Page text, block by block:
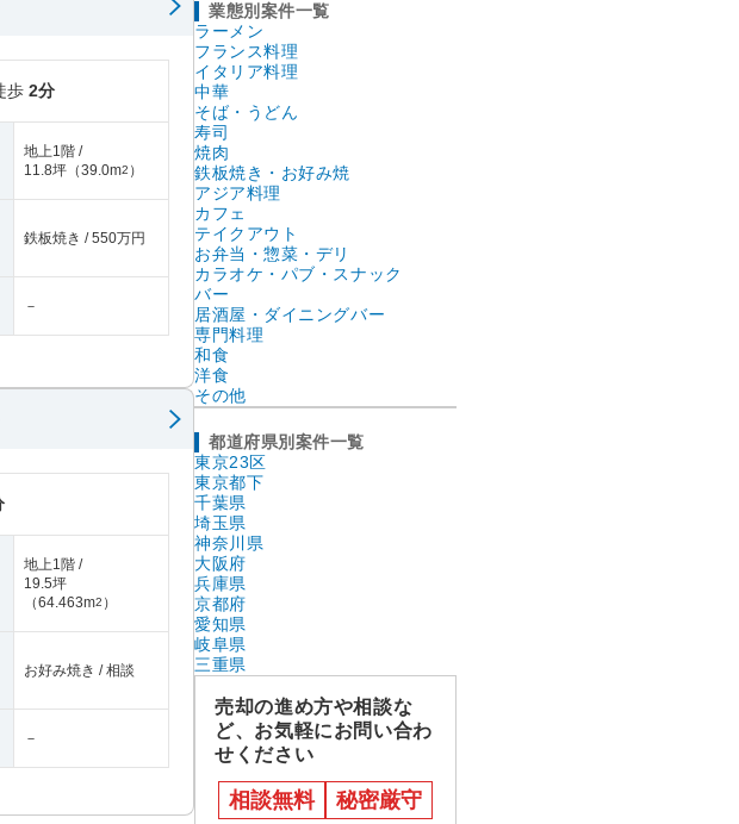
歩 2分
地上1階 /
11.8坪 （39.0m2 ）
鉄板焼き / 550万円
－
地上1階 /
19.5坪
（64.463m2 ）
お好み焼き / 相談
－
業態別案件一覧
ラーメン
フランス料理
イタリア料理
中華
そば・うどん
寿司
焼肉
鉄板焼き・お好み焼
アジア料理
カフェ
テイクアウト
お弁当・惣菜・デリ
カラオケ・パブ・スナック
バー
居酒屋・ダイニングバー
専門料理
和食
洋食
その他
都道府県別案件一覧
東京23区
東京都下
千葉県
埼玉県
神奈川県
大阪府
兵庫県
京都府
愛知県
岐阜県
三重県
売却の進め方や相談な
ど、お気軽にお問い合わ
せください
相談無料 秘密厳守